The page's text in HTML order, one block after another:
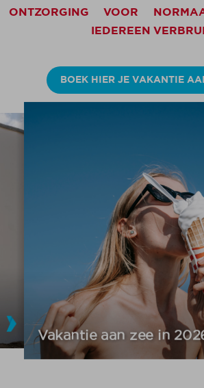
ONTZORGING
VOOR
IEDEREEN
BOEK HIER JE VAKANTIE
Vakantie aan zee in